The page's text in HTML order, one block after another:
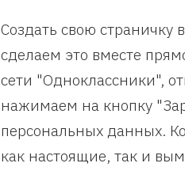
Создать свою
сделаем это вместе
сети "Одноклассники",
нажимаем на кнопку
персональных данных.
как настоящие, так и